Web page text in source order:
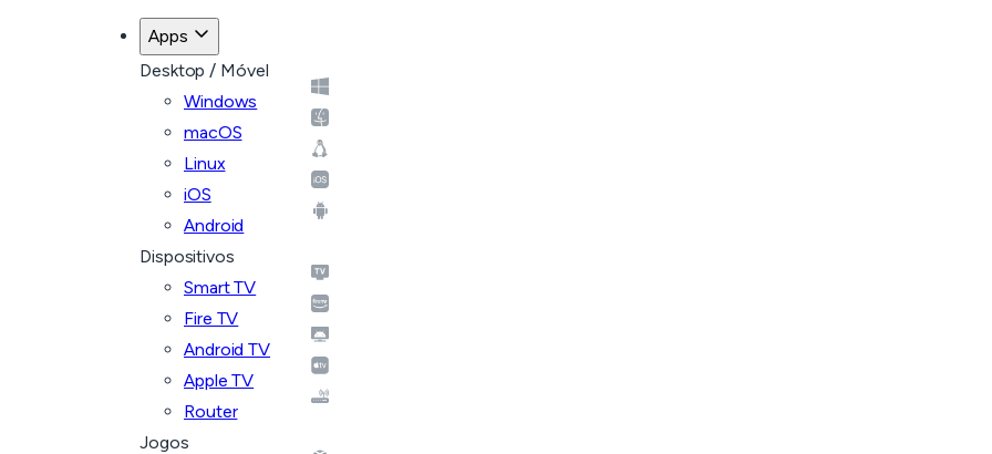
Apps
Desktop / Móvel
Windows
macOS
Linux
iOS
Android
Dispositivos
Smart TV
Fire TV
Android TV
Apple TV
Router
Jogos